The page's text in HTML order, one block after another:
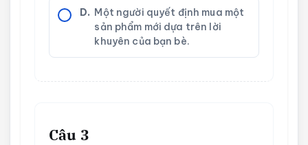
D. Một người quyết định mua một
sản phẩm mới dựa trên lời
khuyên của bạn bè.
Câu 3